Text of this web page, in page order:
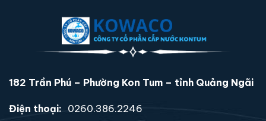
182 Trần Phú – Phường Kon Tum – tỉnh Quảng Ngãi
Điện thoại: 0260.386.2246